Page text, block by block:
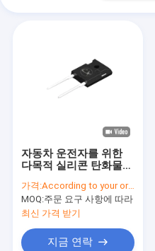
자동차 운전자를 위한
다목적 실리콘 탄화물
RDS
가격:According to your order requirement
MOQ:주문 요구 사항에 따라
최신 가격 받기
지금 연락